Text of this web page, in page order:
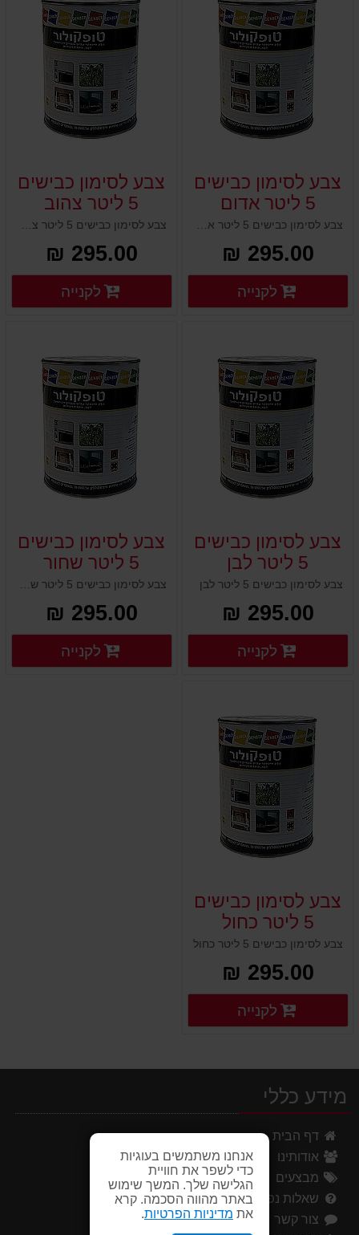
אנחנו משתמשים בעוגיות
כדי לשפר את חוויית
הגלישה שלך. המשך שימוש
באתר מהווה הסכמה. קרא
את מדיניות הפרטיות.
צבע לסימון כבישים
5 ליטר אדום
צבע לסימון כבישים 5 ליטר אדום
295.00 ₪
פרטים נוספים פרטים נוספים לקנייה
צבע לסימון כבישים
5 ליטר צהוב
צבע לסימון כבישים 5 ליטר צהוב
295.00 ₪
פרטים נוספים
לקנייה
צבע לסימון כבישים
5 ליטר לבן
צבע לסימון כבישים 5 ליטר לבן
295.00 ₪
פרטים נוספים פרטים נוספים לקנייה
צבע לסימון כבישים
5 ליטר שחור
295.00 ₪
פרטים נוספים
לקנייה
צבע לסימון כבישים
5 ליטר כחול
צבע לסימון כבישים 5 ליטר כחול
295.00 ₪
פרטים נוספים
לקנייה
מידע כללי
דף הבית
אודותינו
מבצעים
שאלות נפוצות
צור קשר